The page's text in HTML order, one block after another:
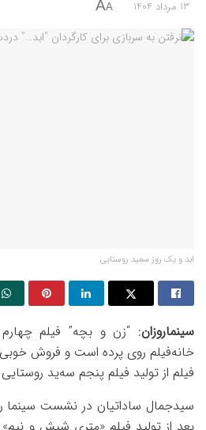
13 مرداد 1404 A
A
ابد و یک روز سعید روستایی
سینماروزان: “زن و بچه” فیلم
خانه‌فیلم روی پرده است و فروش
فیلم از تولید فیلم پنجم سه‌ید
سیدجمال ساداتیان در نشست سینما